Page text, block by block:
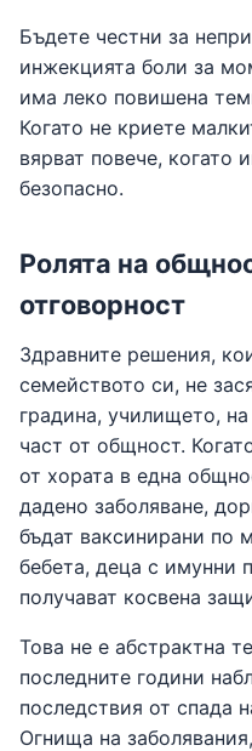
Бъдете честни за
инжекцията боли за
има леко повишена
Когато не криете
вярват повече, когато
безопасно.
Ролята на
отговорност
Здравните решения,
семейството си, не
градина, училището,
част от общност.
от хората в една
дадено заболяване,
бъдат ваксинирани по
бебета, деца с имунни
получават косвена
Това не е абстрактна
последните години
последствия от спада
Огнища на